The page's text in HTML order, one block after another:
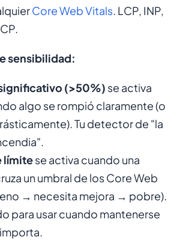
Core Web Vitals. LCP, INP,
sensibilidad:
(>50%) se activa
algo se rompió claramente (o
Tu detector de "la
límitese activa cuando una
un umbral de los Core Web
→ necesita mejora → pobre).
para usar cuando mantenerse